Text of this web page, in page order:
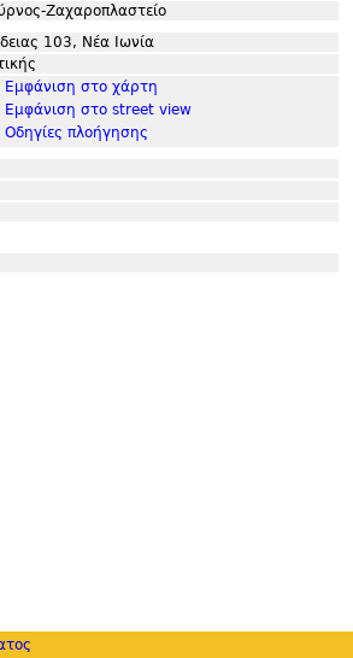
Ζαχαροπλαστείο
103, Νέα Ιωνία
Εμφάνιση στο χάρτη
Εμφάνιση στο street view
Οδηγίες πλοήγησης